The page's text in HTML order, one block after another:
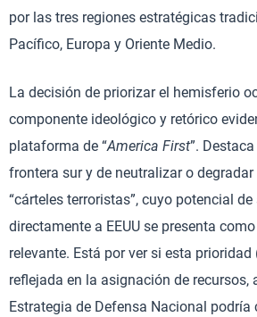
por las tres regiones estratégicas
Pacífico, Europa y Oriente Medio.
La decisión de priorizar el hemisferio
componente ideológico y retórico
plataforma de “America First”.
frontera sur y de neutralizar o
“cárteles terroristas”, cuyo potencial
directamente a EEUU se presenta
relevante. Está por ver si esta prioridad
reflejada en la asignación de recursos,
Estrategia de Defensa Nacional podría